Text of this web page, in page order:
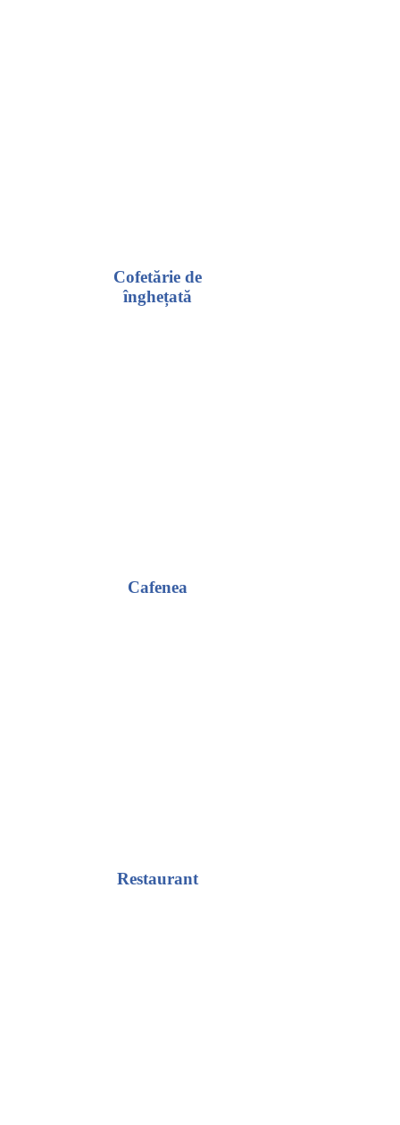
Cofetărie de
înghețată
Cafenea
Restaurant